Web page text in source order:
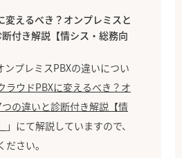
変えるべき？オンプレミスと
付き解説【情シス・総務向
ンプレミスPBXの違いについ
ラウドPBXに変えるべき？オ
の違いと診断付き解説【情
」にて解説していますので、
さい。